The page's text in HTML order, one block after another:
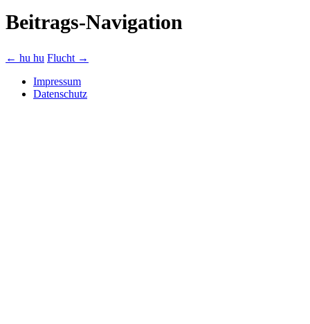
Beitrags-Navigation
← hu hu Flucht →
Impressum
Datenschutz